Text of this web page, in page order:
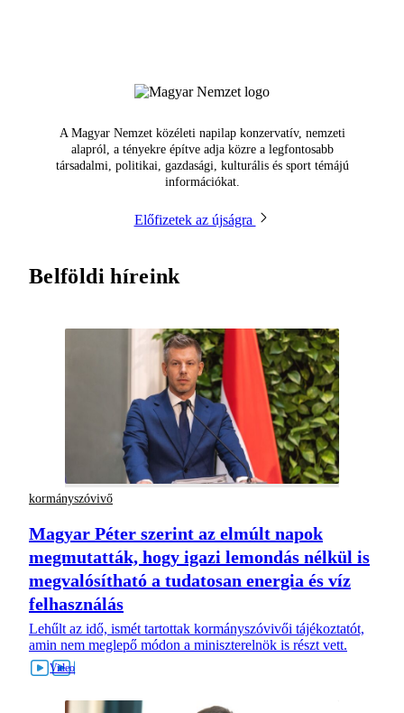
A Magyar Nemzet közéleti napilap konzervatív, nemzeti
alapról, a tényekre építve adja közre a legfontosabb
társadalmi, politikai, gazdasági, kulturális és sport témájú
információkat.
Előfizetek az újságra
Belföldi híreink
kormányszóvivő
Magyar Péter szerint az elmúlt napok
megmutatták, hogy igazi lemondás nélkül is
megvalósítható a tudatosan energia és víz
felhasználás
Lehűlt az idő, ismét tartottak kormányszóvivői tájékoztatót,
amin nem meglepő módon a miniszterelnök is részt vett.